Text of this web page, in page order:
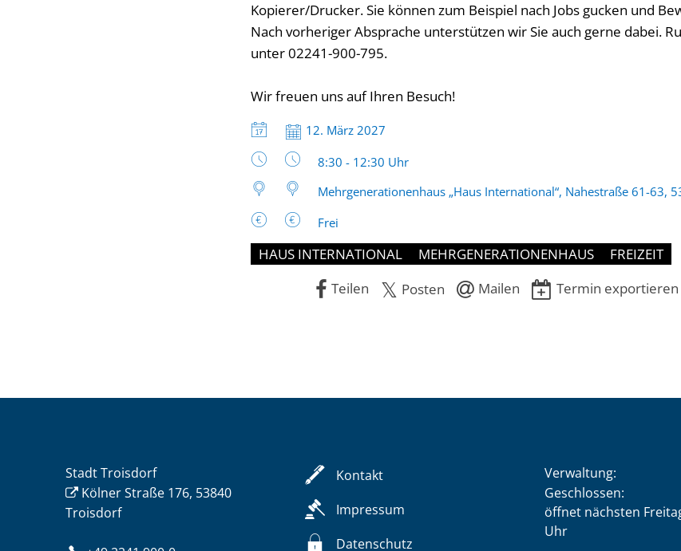
Kopierer/Drucker. Sie können zum Beispiel nach Jobs gucken und
Nach vorheriger Absprache unterstützen wir Sie auch gerne dabei.
unter 02241-900-795.
Wir freuen uns auf Ihren Besuch!
Datum:
12. März 2027
Uhrzeit:
8:30 - 12:30 Uhr
Mehrgenerationenhaus „Haus International“, Nahestraße 61-63,
Frei
HAUS INTERNATIONAL MEHRGENERATIONENHAUS
FREIZEIT
Teilen
Posten Mailen Termin exportieren
Stadt Troisdorf
Kölner Straße 176, 53840
Troisdorf
Kontakt
Impressum
Datenschutz
Verwaltung:
Klicken, um weitere
Geschlossen:
öffnet nächsten
Uhr